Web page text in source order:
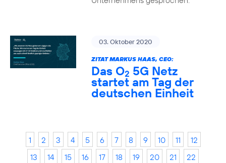
03. Oktober 2020
ZITAT MARKUS HAAS, CEO:
Das O2 5G Netz
startet am Tag der
deutschen Einheit
1 2 3 4 5 6 7 8 9 10 11
12
13
14 15 16 17 18 19 20 21
22